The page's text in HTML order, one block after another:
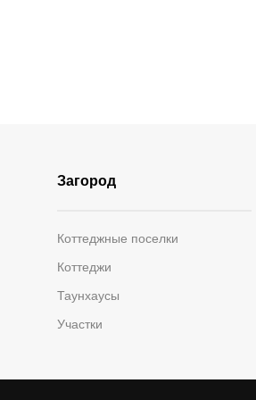
Загород
Коттеджные поселки
Коттеджи
Таунхаусы
Участки